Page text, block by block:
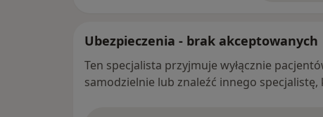
Ubezpieczenia - brak akceptowanych
Ten specjalista przyjmuje wyłącznie
samodzielnie lub znaleźć innego